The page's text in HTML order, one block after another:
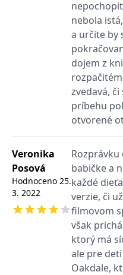
nebola
a určite by
dojem z
zvedavá,
príbehu
otvorené
Veronika
Posová
Hodnoceno 25.
3. 2022
Rozprávku
babičke a
každé
verzie, či
filmovom
však
ktorý má
ale pre
Oakdale,
.grada.cz
Microsoft
Corporation
.clarity.ms
sid
.seznam.cz
Google LLC
.grada.cz